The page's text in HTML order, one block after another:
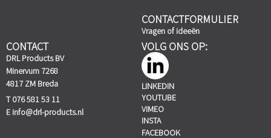
CONTACTFORMULIER
Vragen of ideeën
CONTACT
DRL Products BV
Minervum 7268
4817 ZM Breda
T 076 581 53 11
E info@drl-products.nl
VOLG ONS OP:
LINKEDIN
YOUTUBE
VIMEO
INSTA
FACEBOOK